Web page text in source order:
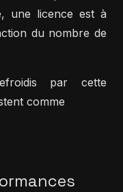
une licence est à
du nombre de
par cette
comme